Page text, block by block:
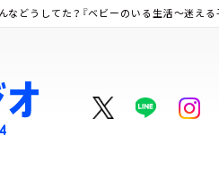
などうしてた？『ベビーのいる生活～迷え